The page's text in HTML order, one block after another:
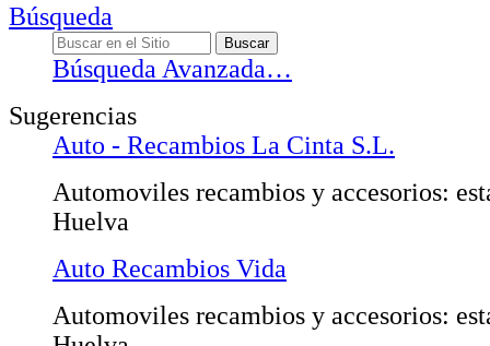
Búsqueda
Búsqueda Avanzada…
Sugerencias
Auto - Recambios La Cinta S.L.
Automoviles recambios y accesorios:
Huelva
Auto Recambios Vida
Automoviles recambios y accesorios: